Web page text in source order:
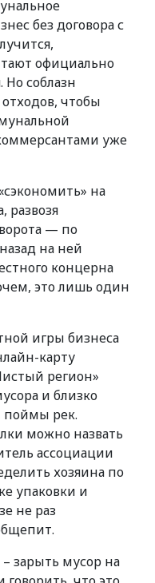
без договора с
официально
соблазн
чтобы
уже
сэкономить» на
развозя
— по
на ней
концерна
это лишь один
игры бизнеса
карту
регион»
и близко
поймы рек.
можно назвать
ассоциации
хозяина по
упаковки и
не раз
зарыть мусор на